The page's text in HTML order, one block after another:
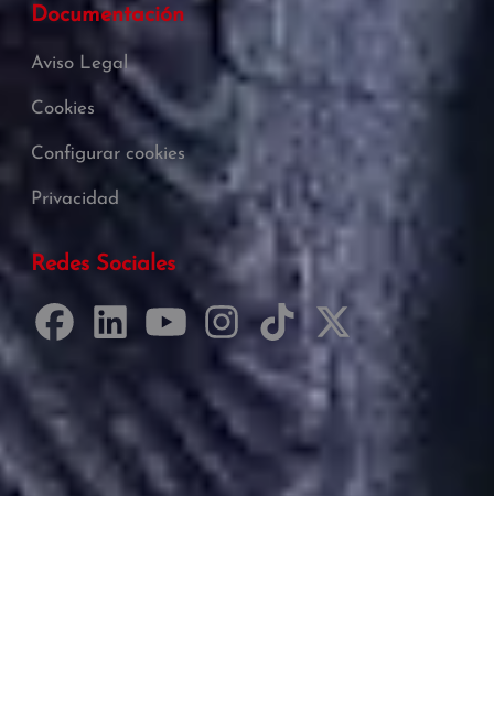
Documentación
Aviso Legal
Cookies
Configurar cookies
Privacidad
Redes Sociales
Desarrollado por Just Quality